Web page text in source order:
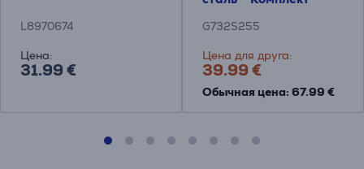
L8970674
Цена:
31.99 €
G732S255
Цена для друга:
39.99 €
Обычная цена: 67.99 €